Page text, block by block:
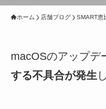
ホーム 店舗ブログ SMART恵
macOSのアップデ
する不具合が発生